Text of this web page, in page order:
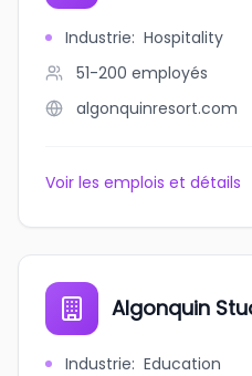
Industrie: Hospitality
51-200 employés
algonquinresort.com
Voir les emplois et détails
Algonquin
Industrie: Education